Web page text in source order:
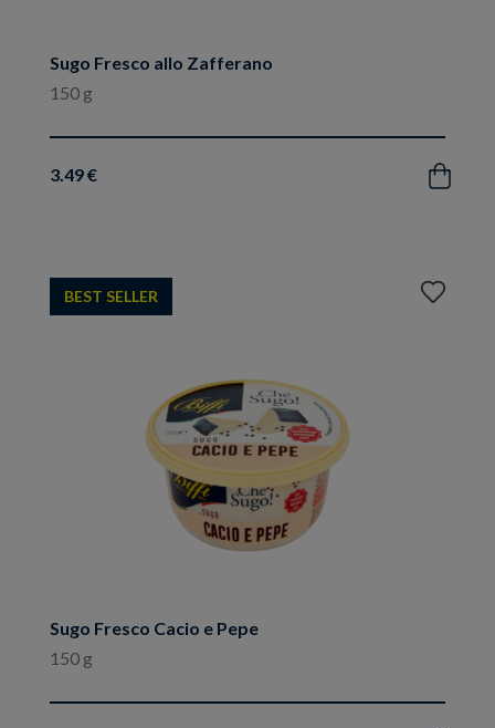
Sugo Fresco allo Zafferano
150 g
3.49 € Acquista
Sugo Fresco Cacio e Pepe
150 g
BEST SELLER
Aggiungi